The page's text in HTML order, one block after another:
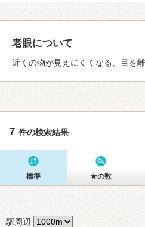
老眼について
近くの物が見えにくくなる、目を
7 件の検索結果
標準 ★の数
駅周辺